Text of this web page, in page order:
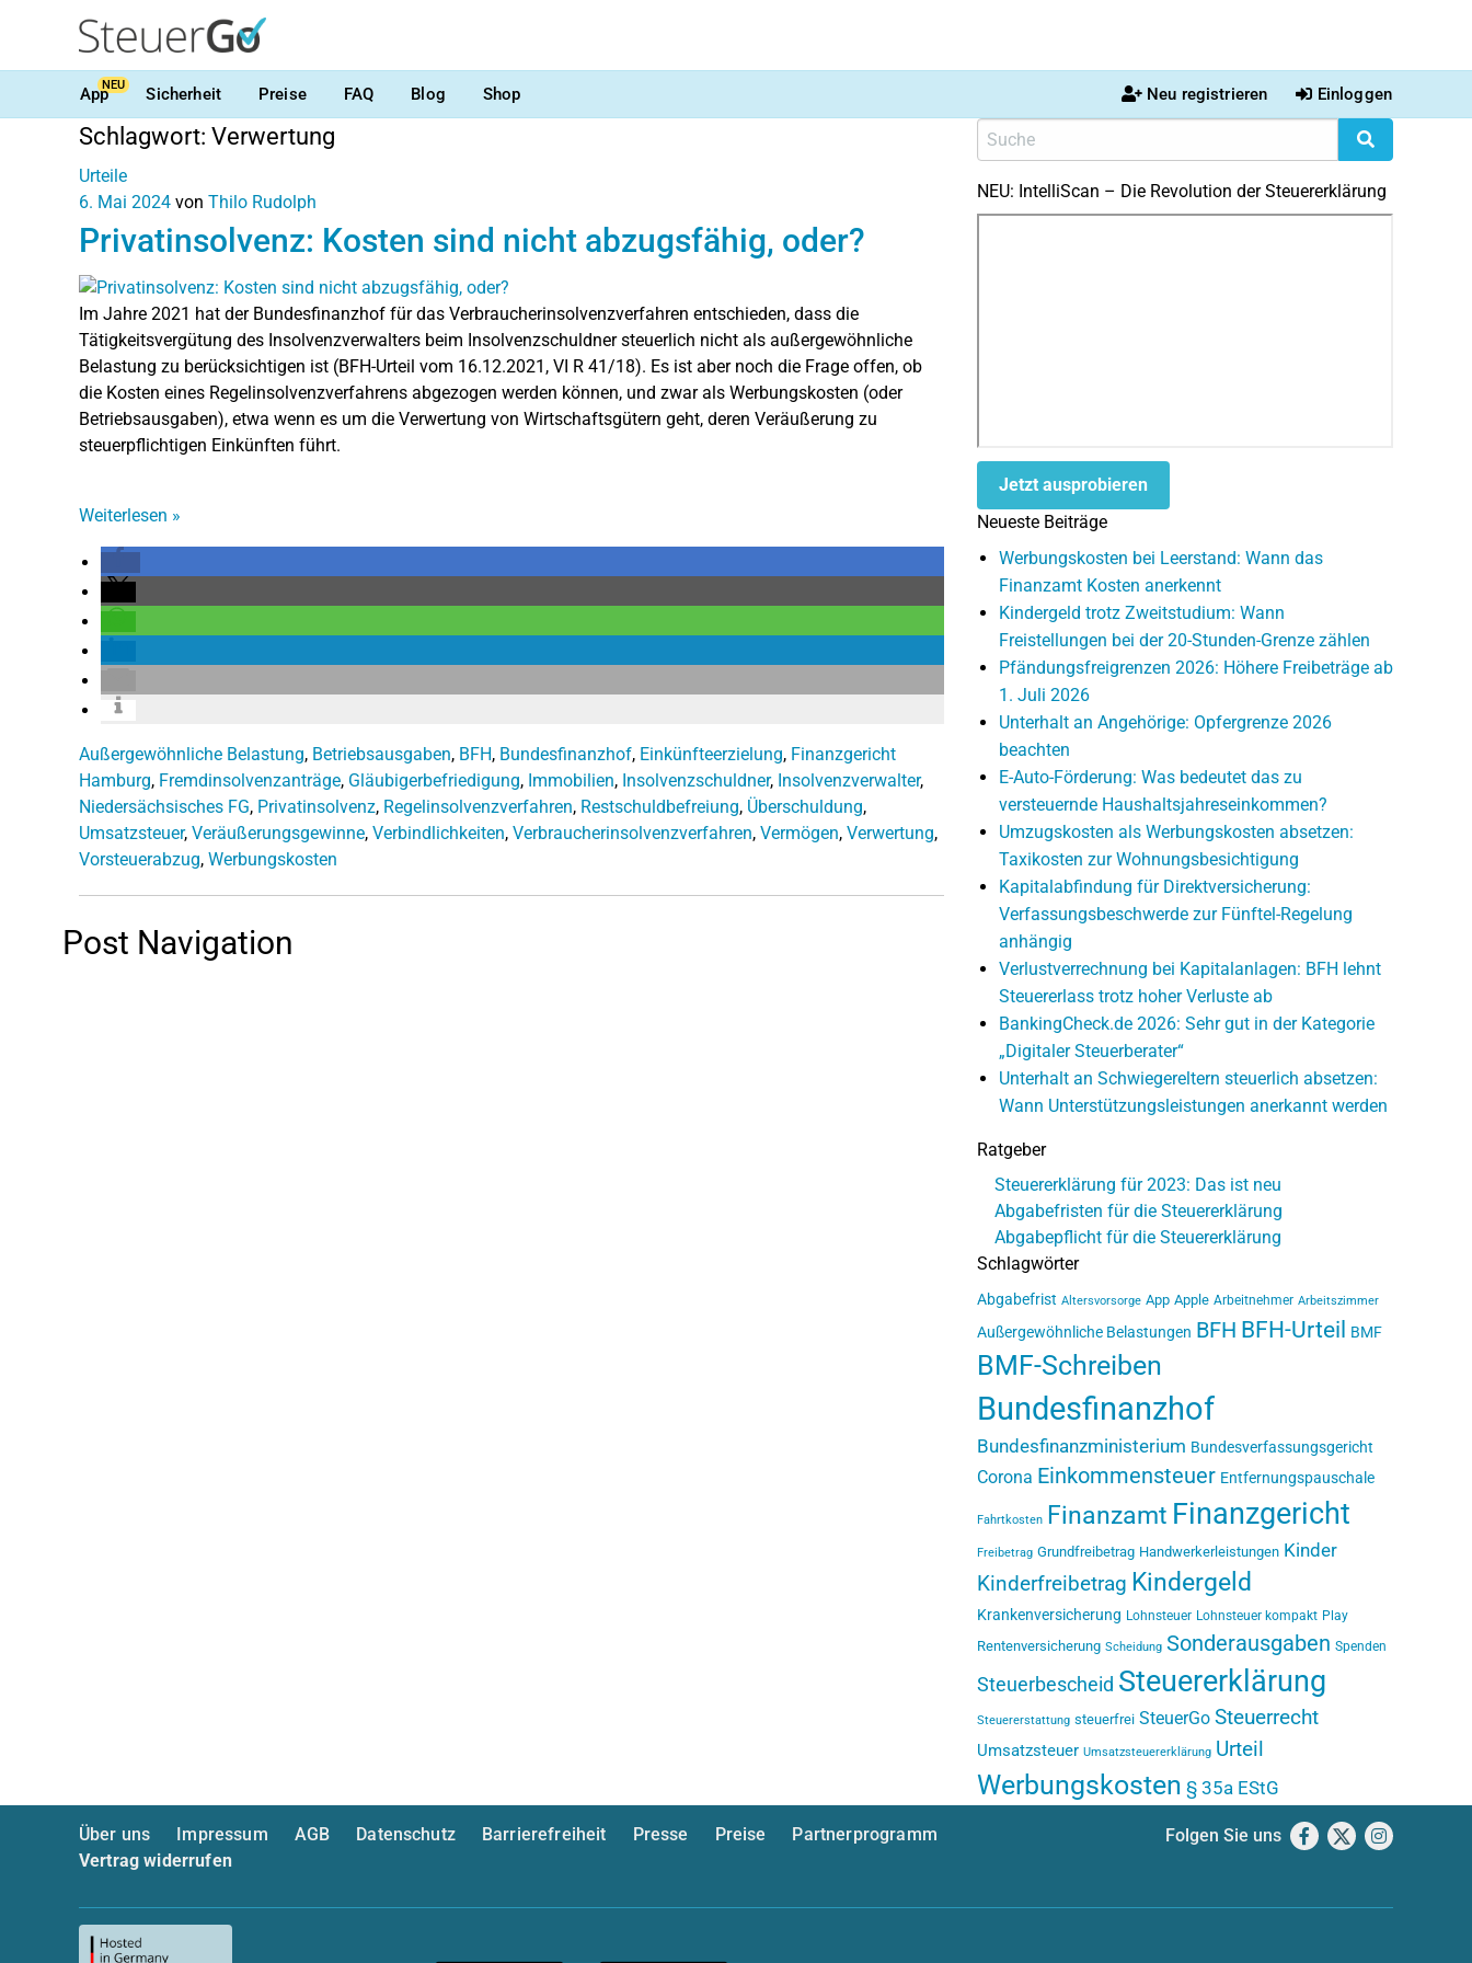
AppNEU Sicherheit Preise FAQ Blog Shop Neu registrieren Einloggen
Schlagwort: Verwertung
Urteile
6. Mai 2024 von Thilo Rudolph
Privatinsolvenz: Kosten sind nicht abzugsfähig, oder?
Im Jahre 2021 hat der Bundesfinanzhof für das Verbraucherinsolvenzverfahren entschieden, dass die
Tätigkeitsvergütung des Insolvenzverwalters beim Insolvenzschuldner steuerlich nicht als außergewöhnliche
Belastung zu berücksichtigen ist (BFH-Urteil vom 16.12.2021, VI R 41/18). Es ist aber noch die Frage offen, ob
die Kosten eines Regelinsolvenzverfahrens abgezogen werden können, und zwar als Werbungskosten (oder
Betriebsausgaben), etwa wenn es um die Verwertung von Wirtschaftsgütern geht, deren Veräußerung zu
steuerpflichtigen Einkünften führt.
Weiterlesen »
Außergewöhnliche Belastung, Betriebsausgaben, BFH, Bundesfinanzhof, Einkünfteerzielung, Finanzgericht
Hamburg, Fremdinsolvenzanträge, Gläubigerbefriedigung, Immobilien, Insolvenzschuldner, Insolvenzverwalter,
Niedersächsisches FG, Privatinsolvenz, Regelinsolvenzverfahren, Restschuldbefreiung, Überschuldung,
Umsatzsteuer, Veräußerungsgewinne, Verbindlichkeiten, Verbraucherinsolvenzverfahren, Vermögen, Verwertung,
Vorsteuerabzug, Werbungskosten
Post Navigation
NEU: IntelliScan – Die Revolution der Steuererklärung
Jetzt ausprobieren
Neueste Beiträge
Werbungskosten bei Leerstand: Wann das
Finanzamt Kosten anerkennt
Kindergeld trotz Zweitstudium: Wann
Freistellungen bei der 20-Stunden-Grenze zählen
Pfändungsfreigrenzen 2026: Höhere Freibeträge ab
1. Juli 2026
Unterhalt an Angehörige: Opfergrenze 2026
beachten
E-Auto-Förderung: Was bedeutet das zu
versteuernde Haushaltsjahreseinkommen?
Umzugskosten als Werbungskosten absetzen:
Taxikosten zur Wohnungsbesichtigung
Kapitalabfindung für Direktversicherung:
Verfassungsbeschwerde zur Fünftel-Regelung
anhängig
Verlustverrechnung bei Kapitalanlagen: BFH lehnt
Steuererlass trotz hoher Verluste ab
BankingCheck.de 2026: Sehr gut in der Kategorie
„Digitaler Steuerberater“
Unterhalt an Schwiegereltern steuerlich absetzen:
Wann Unterstützungsleistungen anerkannt werden
Ratgeber
Steuererklärung für 2023: Das ist neu
Abgabefristen für die Steuererklärung
Abgabepflicht für die Steuererklärung
Schlagwörter
Abgabefrist Altersvorsorge App Apple Arbeitnehmer Arbeitszimmer
Außergewöhnliche Belastungen BFH BFH-Urteil BMF
BMF-Schreiben
Bundesfinanzhof
Bundesfinanzministerium Bundesverfassungsgericht
Corona Einkommensteuer Entfernungspauschale
Fahrtkosten Finanzamt Finanzgericht
Freibetrag Grundfreibetrag Handwerkerleistungen Kinder
Kinderfreibetrag Kindergeld
Krankenversicherung Lohnsteuer Lohnsteuer kompakt Play
Rentenversicherung Scheidung Sonderausgaben Spenden
Steuerbescheid Steuererklärung
Steuererstattung steuerfrei SteuerGo Steuerrecht
Umsatzsteuer Umsatzsteuererklärung Urteil
Werbungskosten § 35a EStG
Über uns Impressum AGB Datenschutz Barrierefreiheit Presse Preise
Partnerprogramm
Vertrag widerrufen
Folgen Sie uns Facebook
X Instagram